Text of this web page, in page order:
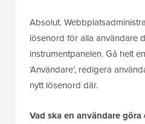
Absolut.
lösenord för alla användare
instrumentpanelen. Gå helt
‘Användare’, redigera
nytt lösenord där.
Vad ska en användare